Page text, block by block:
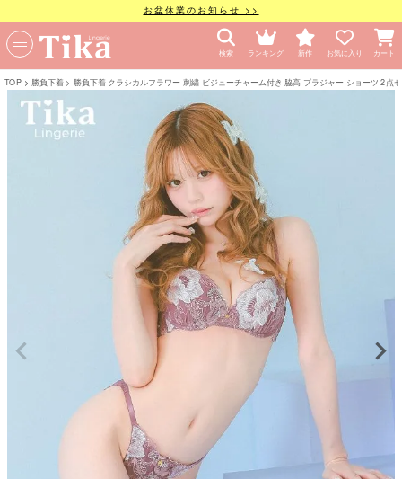
お盆休業のお知らせ >>
検索 ランキング 新作 お気に入り カート
TOP 勝負下着 勝負下着 クラシカルフラワー 刺繍 ビジューチャーム付き 脇高 ブラジャー ショーツ 2点